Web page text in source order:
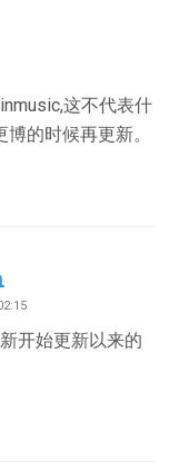
这不代表什
的时候再更新。
开始更新以来的